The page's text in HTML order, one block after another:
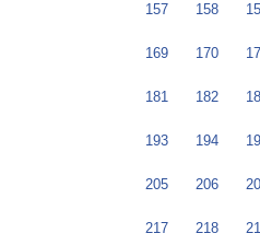
157 158
169 170
181 182
193 194
205 206
217 218